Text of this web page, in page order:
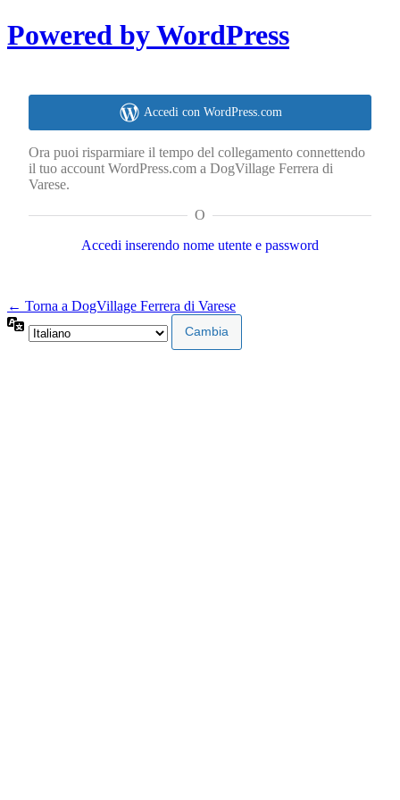
Powered by WordPress
Accedi con WordPress.com
Ora puoi risparmiare il tempo del collegamento connettendo
il tuo account WordPress.com a DogVillage Ferrera di
Varese.
O
Accedi inserendo nome utente e password
← Torna a DogVillage Ferrera di Varese